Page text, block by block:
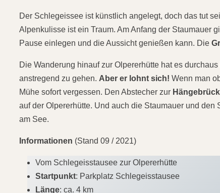
Der Schlegeissee ist künstlich angelegt, doch das tut
Alpenkulisse ist ein Traum. Am Anfang der Staumauer
Pause einlegen und die Aussicht genießen kann. Die
Die Wanderung hinauf zur Olpererhütte hat es
anstregend zu gehen. Aber er lohnt sich! Wenn man
Mühe sofort vergessen. Den Abstecher zur
auf der Olpererhütte. Und auch die Staumauer und
am See.
Informationen (Stand 09 / 2021)
Vom Schlegeisstausee zur Olpererhütte
Startpunkt: Parkplatz Schlegeisstausee
Länge: ca. 4 km